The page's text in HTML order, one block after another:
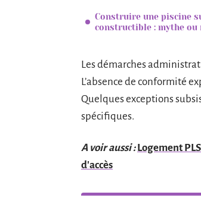
Construire une piscine
constructible : mythe ou
Les démarches
L’absence de conformité
Quelques exceptions
spécifiques.
A voir aussi : Logement
d'accès